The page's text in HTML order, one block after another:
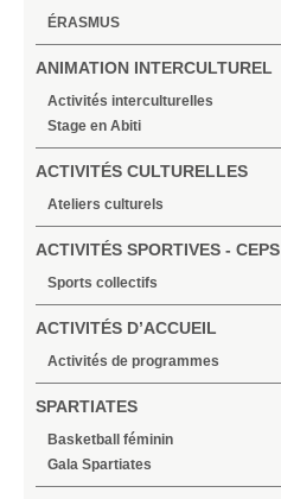
ÉRASMUS
ANIMATION INTERCULTUREL
Activités interculturelles
Stage en Abiti
ACTIVITÉS CULTURELLES
Ateliers culturels
ACTIVITÉS SPORTIVES - CEPS
Sports collectifs
ACTIVITÉS D’ACCUEIL
Activités de programmes
SPARTIATES
Basketball féminin
Gala Spartiates